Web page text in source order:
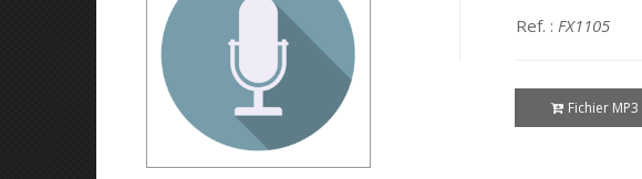
Ref. : FX1105
Fichier MP3